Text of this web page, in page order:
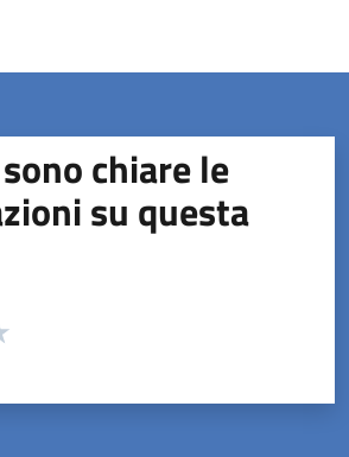
chiare le
su questa
la pagina